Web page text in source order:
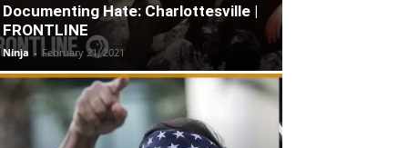
Documenting Hate: Charlottesville |
FRONTLINE
Ninja - February 21, 2021